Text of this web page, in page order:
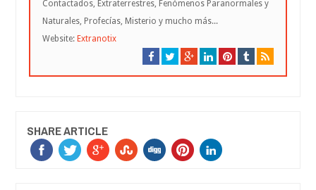
Contactados, Extraterrestres, Fenómenos Paranormales y
Naturales, Profecías, Misterio y mucho más...
Website: Extranotix
SHARE ARTICLE